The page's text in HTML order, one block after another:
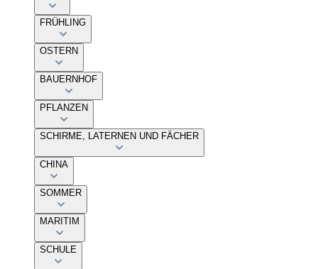
FRÜHLING
OSTERN
BAUERNHOF
PFLANZEN
SCHIRME, LATERNEN UND FÄCHER
CHINA
SOMMER
MARITIM
SCHULE